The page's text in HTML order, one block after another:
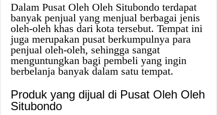
Dalam Pusat Oleh Oleh Situbondo terdapat
banyak penjual yang menjual berbagai jenis
oleh-oleh khas dari kota tersebut. Tempat ini
juga merupakan pusat berkumpulnya para
penjual oleh-oleh, sehingga sangat
menguntungkan bagi pembeli yang ingin
berbelanja banyak dalam satu tempat.
Produk yang dijual di Pusat Oleh Oleh
Situbondo